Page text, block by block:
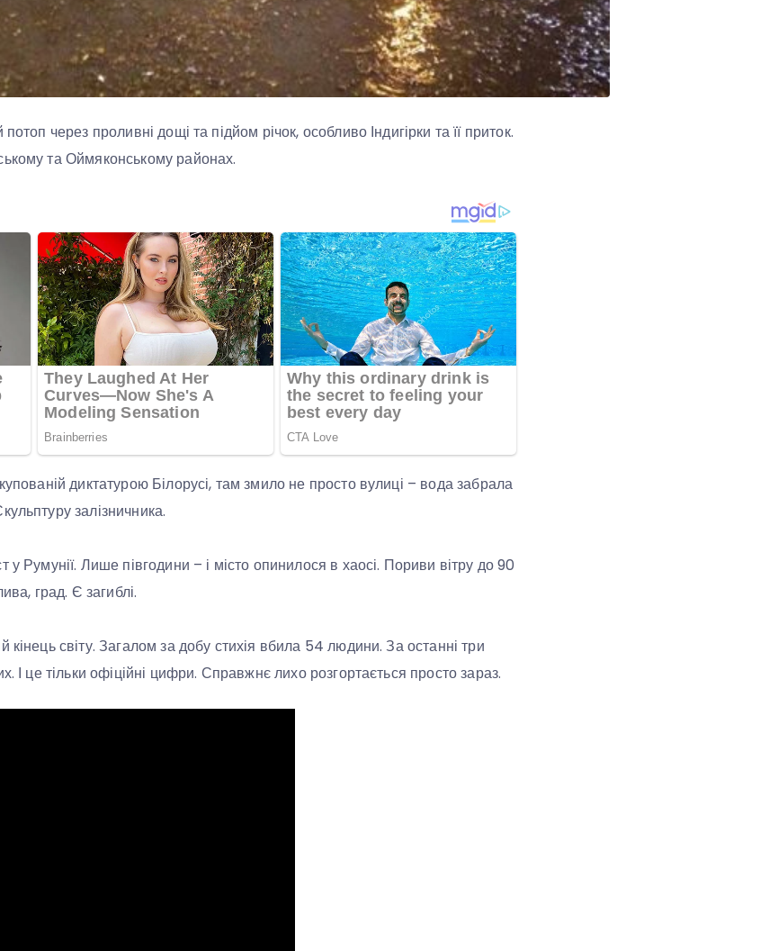
через проливні дощі та підйом річок, особливо Індигірки та її приток.
та Оймяконському районах.
диктатурою Білорусі, там змило не просто вулиці – вода забрала
залізничника.
у Румунії. Лише півгодини – і місто опинилося в хаосі. Пориви вітру до 90
град. Є загиблі.
кінець світу. Загалом за добу стихія вбила 54 людини. За останні три
І це тільки офіційні цифри. Справжнє лихо розгортається просто зараз.